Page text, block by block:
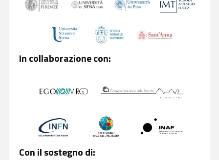
In collaborazione con:
Con il sostegno di: